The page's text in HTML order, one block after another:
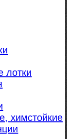
лотки
химстойкие